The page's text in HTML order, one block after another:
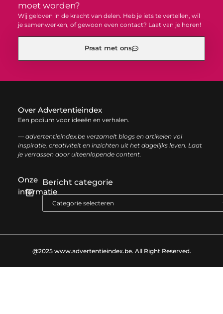
moet worden?
Wij geloven in de kracht van delen. Heb je iets te vertellen, wil
je samenwerken, of gewoon even contact? Laat van je horen!
Praat met ons
Over Advertentieindex
Een podium voor ideeën en verhalen.
— advertentieindex.be verzamelt blogs en artikelen vol
inspiratie, creativiteit en inzichten uit het dagelijks leven. Laat
je verrassen door uiteenlopende content.
Onze
informatie
Bericht categorie
@2025 www.advertentieindex.be. All Right Reserved.​